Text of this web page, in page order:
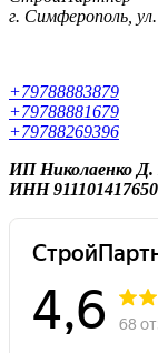
г. Симферополь,
+79788883879
+79788881679
+79788269396
ИП Николаенко Д.
ИНН 911101417650